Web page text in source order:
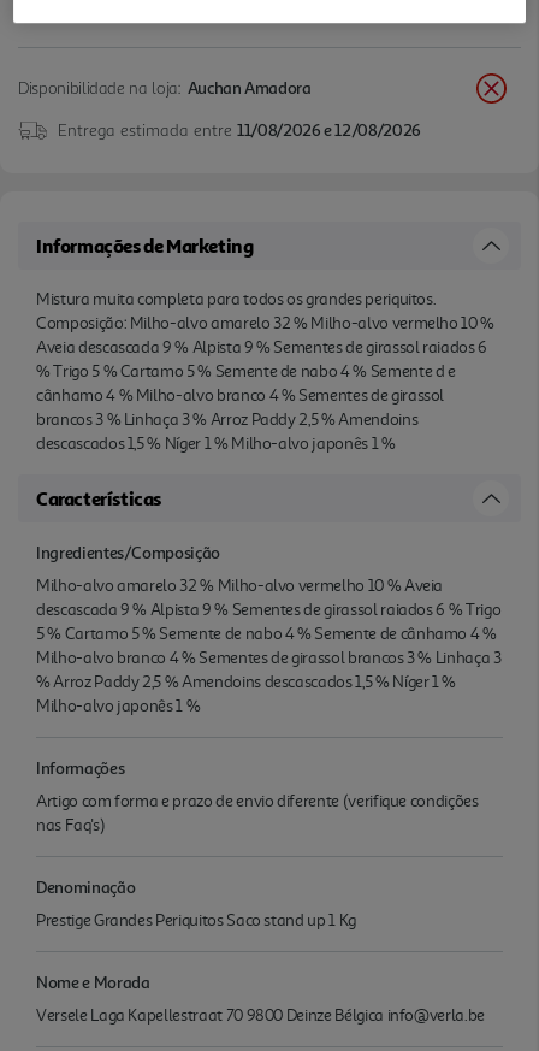
Disponibilidade na loja: Auchan Amadora
Entrega estimada entre 11/08/2026 e 12/08/2026
Informações de Marketing
Mistura muita completa para todos os grandes periquitos.
Composição: Milho-alvo amarelo 32 % Milho-alvo vermelho 10 %
Aveia descascada 9 % Alpista 9 % Sementes de girassol raiados 6
% Trigo 5 % Cartamo 5 % Semente de nabo 4 % Semente d e
cânhamo 4 % Milho-alvo branco 4 % Sementes de girassol
brancos 3 % Linhaça 3 % Arroz Paddy 2,5 % Amendoins
descascados 1,5 % Níger 1 % Milho-alvo japonês 1 %
Características
Ingredientes/Composição
Milho-alvo amarelo 32 % Milho-alvo vermelho 10 % Aveia
descascada 9 % Alpista 9 % Sementes de girassol raiados 6 % Trigo
5 % Cartamo 5 % Semente de nabo 4 % Semente de cânhamo 4 %
Milho-alvo branco 4 % Sementes de girassol brancos 3 % Linhaça 3
% Arroz Paddy 2,5 % Amendoins descascados 1,5 % Níger 1 %
Milho-alvo japonês 1 %
Informações
Artigo com forma e prazo de envio diferente (verifique condições
nas Faq's)
Denominação
Prestige Grandes Periquitos Saco stand up 1 Kg
Nome e Morada
Versele Laga Kapellestraat 70 9800 Deinze Bélgica info@verla.be